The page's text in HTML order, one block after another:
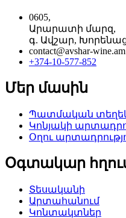
0605,
Արարատի մարզ,
գ. Ավշար,
contact@avshar-wine.am
+374-10-577-852
Մեր մասին
Պատմական
Կոնյակի
Օղու
Օգտակար
Տեսականի
Արտահանում
Կոնտակտներ